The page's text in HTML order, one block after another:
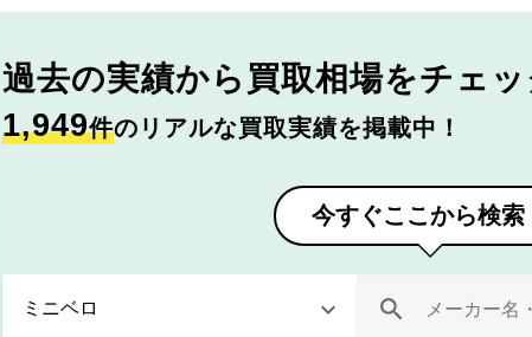
過去の実績から 買取相場をチェ
1,949件のリアルな買取実績を掲載中！
今すぐここから検索